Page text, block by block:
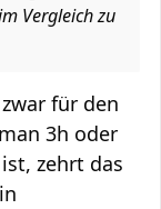
Vergleich zu
für den
3h oder
zehrt das